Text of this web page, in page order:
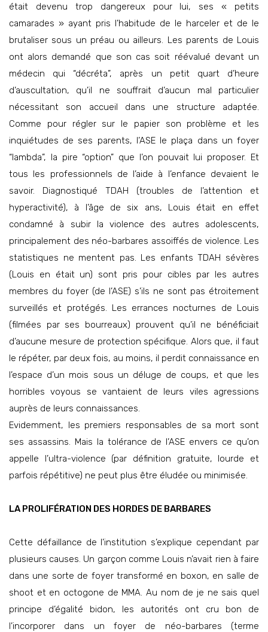
était devenu trop dangereux pour lui, ses « petits
camarades » ayant pris l’habitude de le harceler et de le
brutaliser sous un préau ou ailleurs. Les parents de Louis
ont alors demandé que son cas soit réévalué devant un
médecin qui “décréta”, après un petit quart d’heure
d’auscultation, qu’il ne souffrait d’aucun mal particulier
nécessitant son accueil dans une structure adaptée.
Comme pour régler sur le papier son problème et les
inquiétudes de ses parents, l’ASE le plaça dans un foyer
“lambda”, la pire “option” que l’on pouvait lui proposer. Et
tous les professionnels de l’aide à l’enfance devaient le
savoir. Diagnostiqué TDAH (troubles de l’attention et
hyperactivité), à l’âge de six ans, Louis était en effet
condamné à subir la violence des autres adolescents,
principalement des néo-barbares assoiffés de violence. Les
statistiques ne mentent pas. Les enfants TDAH sévères
(Louis en était un) sont pris pour cibles par les autres
membres du foyer (de l’ASE) s’ils ne sont pas étroitement
surveillés et protégés. Les errances nocturnes de Louis
(filmées par ses bourreaux) prouvent qu’il ne bénéficiait
d’aucune mesure de protection spécifique. Alors que, il faut
le répéter, par deux fois, au moins, il perdit connaissance en
l’espace d’un mois sous un déluge de coups, et que les
horribles voyous se vantaient de leurs viles agressions
auprès de leurs connaissances.
Evidemment, les premiers responsables de sa mort sont
ses assassins. Mais la tolérance de l’ASE envers ce qu’on
appelle l’ultra-violence (par définition gratuite, lourde et
parfois répétitive) ne peut plus être éludée ou minimisée.
LA PROLIFÉRATION DES HORDES DE BARBARES
Cette défaillance de l’institution s’explique cependant par
plusieurs causes. Un garçon comme Louis n’avait rien à faire
dans une sorte de foyer transformé en boxon, en salle de
shoot et en octogone de MMA. Au nom de je ne sais quel
principe d’égalité bidon, les autorités ont cru bon de
l’incorporer dans un foyer de néo-barbares (terme